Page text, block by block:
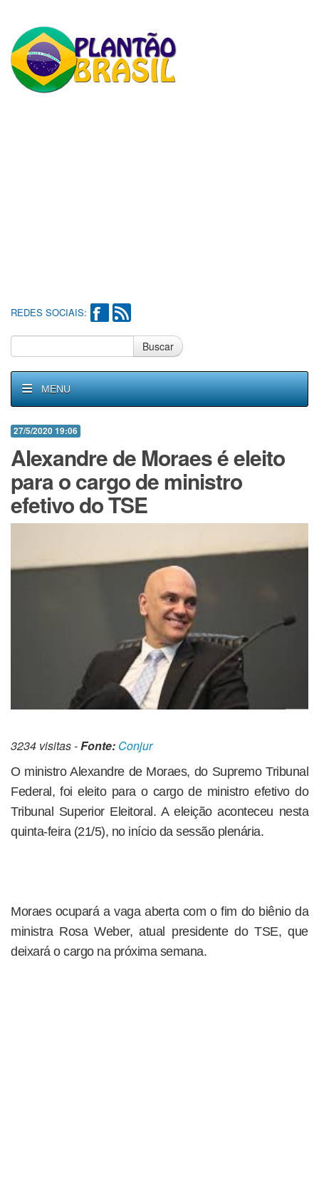
REDES SOCIAIS:
Buscar
MENU
27/5/2020 19:06
Alexandre de Moraes é eleito
para o cargo de ministro
efetivo do TSE
3234 visitas -Fonte: Conjur
O ministro Alexandre de Moraes, do Supremo Tribunal
Federal, foi eleito para o cargo de ministro efetivo do
Tribunal Superior Eleitoral. A eleição aconteceu nesta
quinta-feira (21/5), no início da sessão plenária.
Moraes ocupará a vaga aberta com o fim do biênio da
ministra Rosa Weber, atual presidente do TSE, que
deixará o cargo na próxima semana.